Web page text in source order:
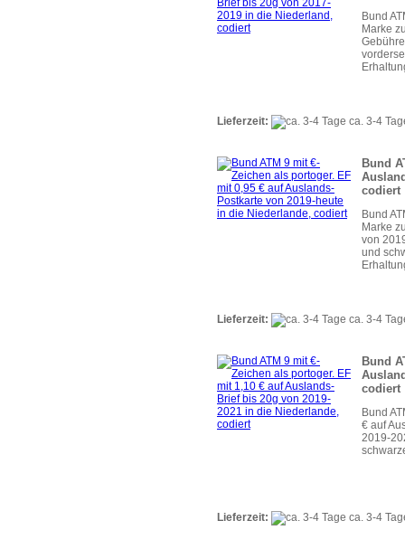
Bund
Marke
Lieferzeit: ca. 3-4
Bund
codiert
Bund
Marke
von
und
Lieferzeit: ca. 3-4
Bund
codiert
Bund
€ auf
2019-
Lieferzeit: ca. 3-4